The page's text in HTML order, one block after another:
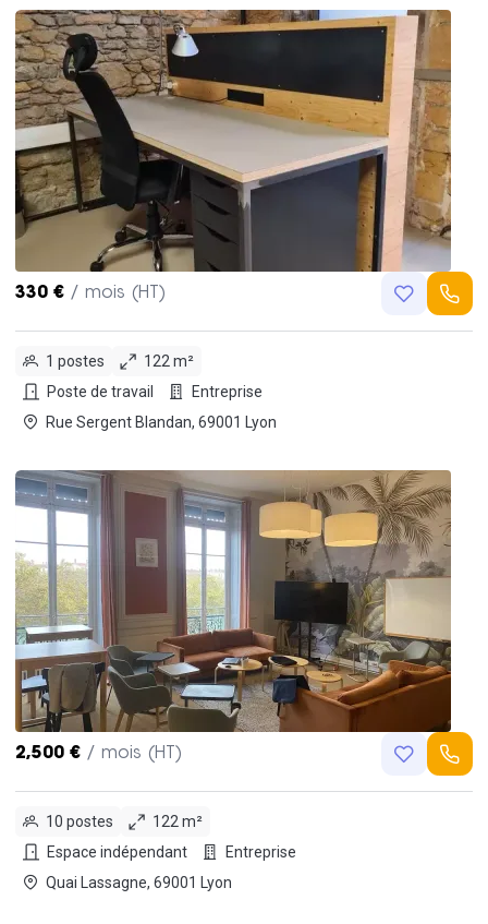
330 € / mois (HT)
1 postes
122 m²
Poste de travail
Entreprise
Rue Sergent Blandan, 69001 Lyon
2,500 € / mois (HT)
10 postes
122 m²
Espace indépendant
Entreprise
Quai Lassagne, 69001 Lyon